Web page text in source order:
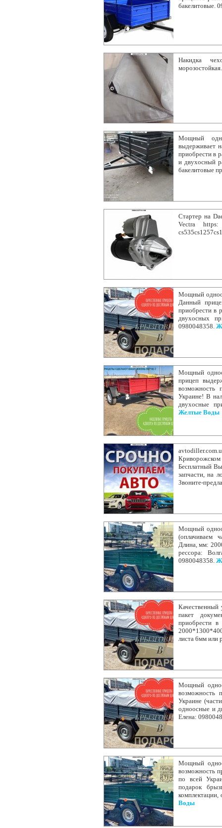
бакелитовые.
Накидка
Мощный
выдерживает
приобрести в
и двухосный
бакелитовые
Стартер на
Vectra https:
Мощный
Данный
приобрести в
двухосных
0980048358.
Мощный
прицеп
возможность
Украине! В
двухосные
Желтые Воды
Криворожском
Бесплатный
запчасти, на
Звоните-
Мощный
(оплачиваем
Длина, мм:
рессора:
0980048358.
Качественный
пакет
приобрести
листа 6мм или
Мощный
возможность
Украине
одноосные и
Елена:
Мощный
возможность
по всей
подарок
Воды